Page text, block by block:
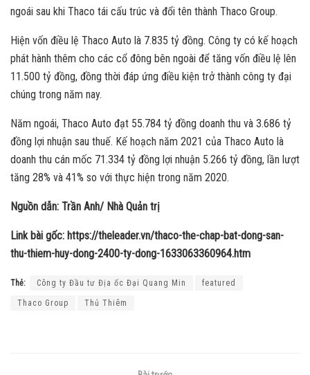
ngoái sau khi Thaco tái cấu trúc và đổi tên thành Thaco Group.
Hiện vốn điều lệ Thaco Auto là 7.835 tỷ đồng. Công ty có kế hoạch
phát hành thêm cho các cổ đông bên ngoài để tăng vốn điều lệ lên
11.500 tỷ đồng, đồng thời đáp ứng điều kiện trở thành công ty đại
chúng trong năm nay.
Năm ngoái, Thaco Auto đạt 55.784 tỷ đồng doanh thu và 3.686 tỷ
đồng lợi nhuận sau thuế. Kế hoạch năm 2021 của Thaco Auto là
doanh thu cán mốc 71.334 tỷ đồng lợi nhuận 5.266 tỷ đồng, lần lượt
tăng 28% và 41% so với thực hiện trong năm 2020.
Nguồn dẫn: Trần Anh/ Nhà Quản trị
Link bài gốc: https://theleader.vn/thaco-the-chap-bat-dong-san-
thu-thiem-huy-dong-2400-ty-dong-1633063360964.htm
Thẻ: Công ty Đầu tư Địa ốc Đại Quang Min featured
Thaco Group Thủ Thiêm